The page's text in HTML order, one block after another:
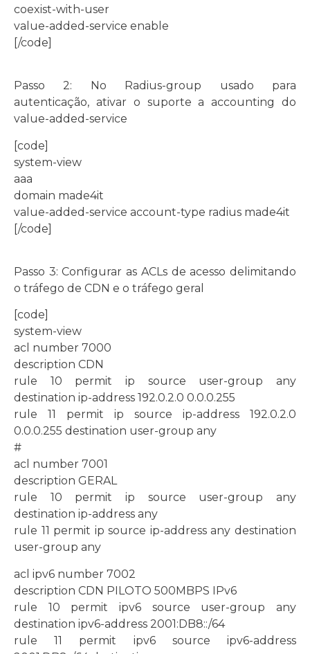
coexist-with-user
value-added-service enable
[/code]
Passo 2: No Radius-group usado para
autenticação, ativar o suporte a accounting do
value-added-service
[code]
system-view
aaa
domain made4it
value-added-service account-type radius made4it
[/code]
Passo 3: Configurar as ACLs de acesso delimitando
o tráfego de CDN e o tráfego geral
[code]
system-view
acl number 7000
description CDN
rule 10 permit ip source user-group any
destination ip-address 192.0.2.0 0.0.0.255
rule 11 permit ip source ip-address 192.0.2.0
0.0.0.255 destination user-group any
#
acl number 7001
description GERAL
rule 10 permit ip source user-group any
destination ip-address any
rule 11 permit ip source ip-address any destination
user-group any
acl ipv6 number 7002
description CDN PILOTO 500MBPS IPv6
rule 10 permit ipv6 source user-group any
destination ipv6-address 2001:DB8::/64
rule 11 permit ipv6 source ipv6-address